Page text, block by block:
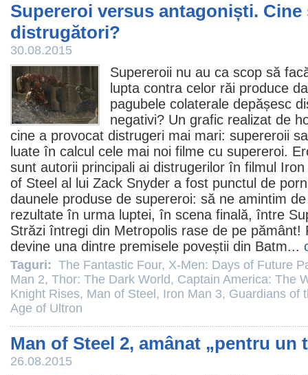
Supereroi versus antagoniști. Cine
distrugători?
30.08.2015
Supereroii nu au ca scop să
lupta contra celor răi produce
pagubele colaterale depășesc
negativi? Un grafic realizat de
cine a provocat distrugeri mai mari: supereroii
luate în calcul cele mai noi filme cu supereroi.
sunt autorii principali ai distrugerilor în filmul Iron
of Steel al lui Zack Snyder a fost punctul de
daunele produse de supereroi: să ne amintim
rezultate în urma luptei, în scena finală, între
Străzi întregi din Metropolis rase de pe pământ!
devine una dintre premisele poveștii din Batm...
Taguri: The Fantastic Four, X-Men: Days of Future
Man 2, Thor: The Dark World, Captain America: The
Knight Rises, Man of Steel , Iron Man 3, Guardians of
Age of Ultron
Man of Steel 2, amânat „pentru
26.08.2015